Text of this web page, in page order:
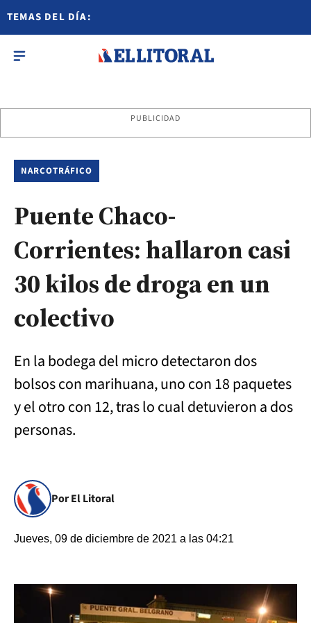
TEMAS DEL DÍA:
PUBLICIDAD
NARCOTRÁFICO
Puente Chaco-
Corrientes: hallaron casi
30 kilos de droga en un
colectivo
En la bodega del micro detectaron dos
bolsos con marihuana, uno con 18 paquetes
y el otro con 12, tras lo cual detuvieron a dos
personas.
Por El Litoral
Jueves, 09 de diciembre de 2021 a las 04:21